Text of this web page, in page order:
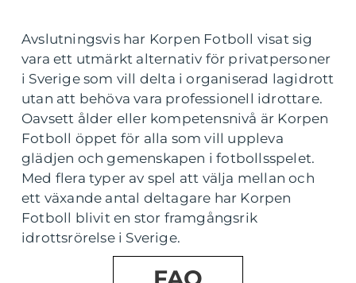
Avslutningsvis har Korpen Fotboll visat sig
vara ett utmärkt alternativ för privatpersoner
i Sverige som vill delta i organiserad lagidrott
utan att behöva vara professionell idrottare.
Oavsett ålder eller kompetensnivå är Korpen
Fotboll öppet för alla som vill uppleva
glädjen och gemenskapen i fotbollsspelet.
Med flera typer av spel att välja mellan och
ett växande antal deltagare har Korpen
Fotboll blivit en stor framgångsrik
idrottsrörelse i Sverige.